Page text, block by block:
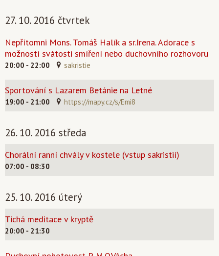
27. 10. 2016 čtvrtek
Nepřítomni Mons. Tomáš Halík a sr.Irena. Adorace s
možností svátosti smíření nebo duchovního rozhovoru
20:00 - 22:00 sakristie
Sportování s Lazarem Betánie na Letné
19:00 - 21:00 https://mapy.cz/s/Emi8
26. 10. 2016 středa
Chorální ranní chvály v kostele (vstup sakristií)
07:00 - 08:30
25. 10. 2016 úterý
Tichá meditace v kryptě
20:00 - 21:30